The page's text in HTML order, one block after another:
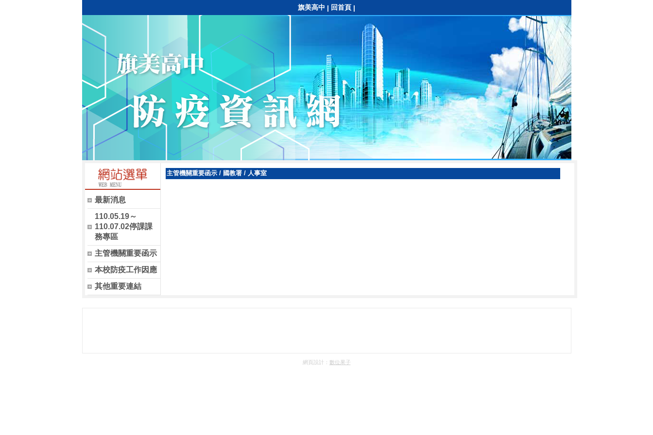
旗美高中 | 回首頁 |
最新消息
110.05.19～
110.07.02停課課
務專區
主管機關重要函示
本校防疫工作因應
其他重要連結
主管機關重要函示/ 國教署/ 人事室
網頁設計： 數位果子